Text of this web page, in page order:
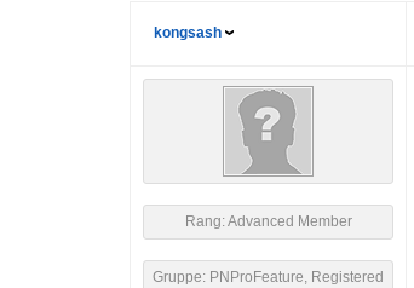
kongsash
Rang: Advanced Member
Gruppe: PNProFeature, Registered